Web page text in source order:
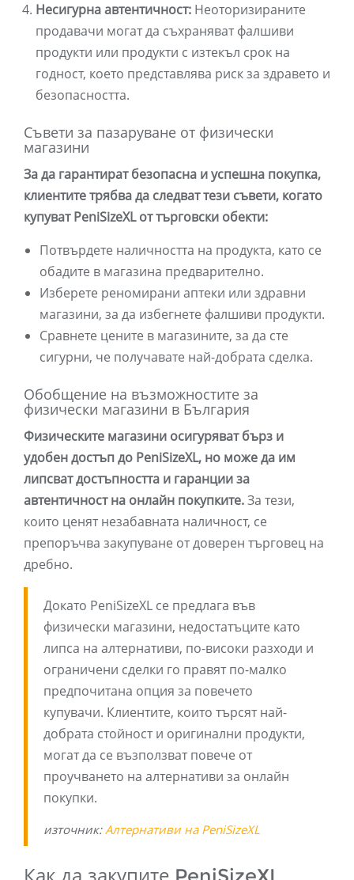
Несигурна автентичност: Неоторизираните
продавачи могат да съхраняват фалшиви
продукти или продукти с изтекъл срок на
годност, което представлява риск за здравето и
безопасността.
Съвети за пазаруване от физически
магазини
За да гарантират безопасна и успешна покупка,
клиентите трябва да следват тези съвети, когато
купуват PeniSizeXL от търговски обекти:
Потвърдете наличността на продукта, като се
обадите в магазина предварително.
Изберете реномирани аптеки или здравни
магазини, за да избегнете фалшиви продукти.
Сравнете цените в магазините, за да сте
сигурни, че получавате най-добрата сделка.
Обобщение на възможностите за
физически магазини в България
Физическите магазини осигуряват бърз и
удобен достъп до PeniSizeXL, но може да им
липсват достъпността и гаранции за
автентичност на онлайн покупките.За тези,
които ценят незабавната наличност, се
препоръчва закупуване от доверен търговец на
дребно.
Докато PeniSizeXL се предлага във
физически магазини, недостатъците като
липса на алтернативи, по-високи разходи и
ограничени сделки го правят по-малко
предпочитана опция за повечето
купувачи. Клиентите, които търсят най-
добрата стойност и оригинални продукти,
могат да се възползват повече от
проучването на алтернативи за онлайн
покупки.
източник:Алтернативи на PeniSizeXL